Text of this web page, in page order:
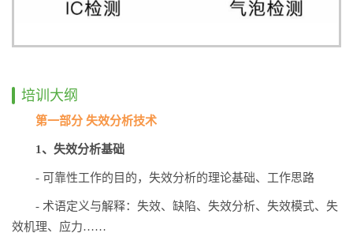
培训大纲
第一部分 失效分析技术
1、失效分析基础
- 可靠性工作的目的，失效分析的理论基础、工作思路
- 术语定义与解释：失效、缺陷、失效分析、失效模式、失
效机理、应力……